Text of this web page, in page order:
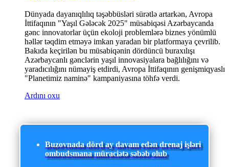
Dünyada dayanıqlılıq təşəbbüsləri sürətlə artarkən, Avropa
İttifaqının "Yaşıl Gələcək 2025" müsabiqəsi Azərbaycanda
gənc innovatorlar üçün ekoloji problemlərə biznes yönümlü
həllər təqdim etməyə imkan yaradan bir platformaya çevrilib.
Bakıda keçirilən bu müsabiqənin dördüncü buraxılışı
Azərbaycanlı gənclərin yaşıl innovasiyalara bağlılığını və
yaradıcılığını nümayiş etdirdi, Avropa İttifaqının genişmiqyaslı
"Planetimiz naminə" kampaniyasına töhfə verdi.
Ardını oxu
Buzovnada dörd ay davam edən drenaj işləri
ombudsmana müraciətə səbəb olub